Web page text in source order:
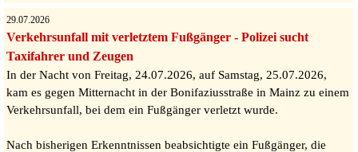
29.07.2026
Verkehrsunfall mit verletztem Fußgänger - Polizei sucht
Taxifahrer und Zeugen
In der Nacht von Freitag, 24.07.2026, auf Samstag, 25.07.2026,
kam es gegen Mitternacht in der Bonifaziusstraße in Mainz zu einem
Verkehrsunfall, bei dem ein Fußgänger verletzt wurde.
Nach bisherigen Erkenntnissen beabsichtigte ein Fußgänger, die